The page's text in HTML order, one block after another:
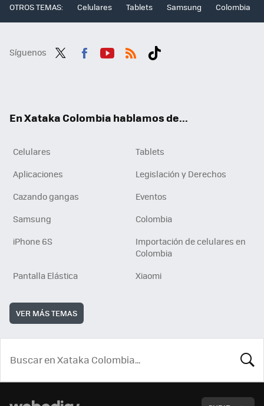
OTROS TEMAS: Celulares Tablets Samsung Colombia
Síguenos
En Xataka Colombia hablamos de...
Celulares
Tablets
Aplicaciones
Legislación y Derechos
Cazando gangas
Eventos
Samsung
Colombia
iPhone 6S
Importación de celulares en
Colombia
Pantalla Elástica
Xiaomi
VER MÁS TEMAS